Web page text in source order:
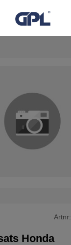
Artnr:
Honda